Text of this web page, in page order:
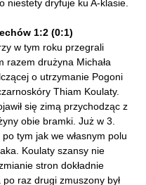
niestety dryfuje ku A-klasie.
1:2 (0:1)
w tym roku przegrali
razem drużyna Michała
o utrzymanie Pogoni
Thiam Koulaty.
się zimą przychodząc z
obie bramki. Już w 3.
tym jak we własnym polu
Koulaty szansy nie
stron dokładnie
raz drugi zmuszony był